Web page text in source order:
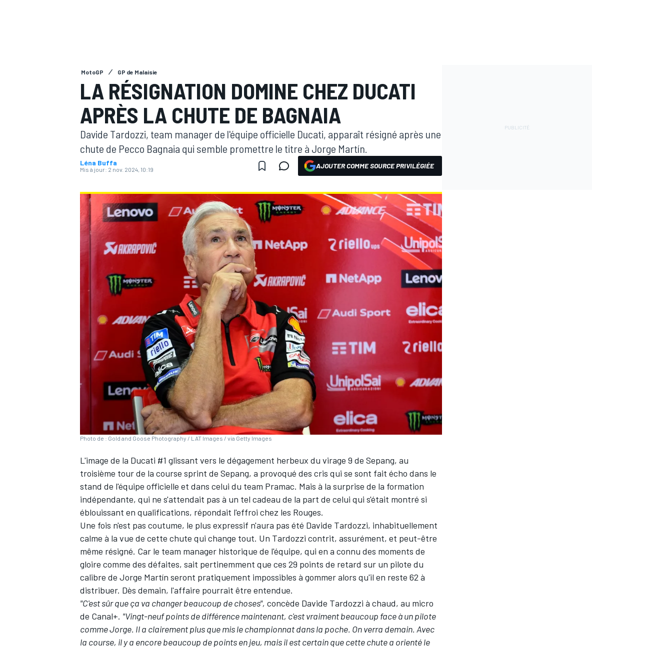
MOTOGP
WRC
MotoGP GP de Malaisie
LA RÉSIGNATION DOMINE CHEZ DUCATI
APRÈS LA CHUTE DE BAGNAIA
Davide Tardozzi, team manager de l'équipe officielle Ducati, apparaît résigné après une
chute de Pecco Bagnaia qui semble promettre le titre à Jorge Martín.
Léna Buffa
Mis à jour: 2 nov. 2024, 10:19 AJOUTER COMME SOURCE PRIVILÉGIÉE
Photo de : Gold and Goose Photography / LAT Images / via Getty Images
L'image de la Ducati #1 glissant vers le dégagement herbeux du virage 9 de Sepang, au
troisième tour de la course sprint de Sepang, a provoqué des cris qui se sont fait écho dans le
stand de l'équipe officielle et dans celui du team Pramac. Mais à la surprise de la formation
indépendante, qui ne s'attendait pas à un tel cadeau de la part de celui qui s'était montré si
éblouissant en qualifications, répondait l'effroi chez les Rouges.
Une fois n'est pas coutume, le plus expressif n'aura pas été Davide Tardozzi, inhabituellement
calme à la vue de cette chute qui change tout. Un Tardozzi contrit, assurément, et peut-être
même résigné. Car le team manager historique de l'équipe, qui en a connu des moments de
gloire comme des défaites, sait pertinemment que ces 29 points de retard sur un pilote du
calibre de Jorge Martín seront pratiquement impossibles à gommer alors qu'il en reste 62 à
distribuer. Dès demain, l'affaire pourrait être entendue.
"C'est sûr que ça va changer beaucoup de choses", concède Davide Tardozzi à chaud, au micro
de Canal+. "Vingt-neuf points de différence maintenant, c'est vraiment beaucoup face à un pilote
comme Jorge. Il a clairement plus que mis le championnat dans la poche. On verra demain. Avec
la course, il y a encore beaucoup de points en jeu, mais il est certain que cette chute a orienté le